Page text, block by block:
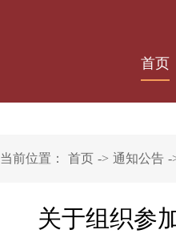
首页
当前位置： 首页 -> 通知公告 -
关于组织参